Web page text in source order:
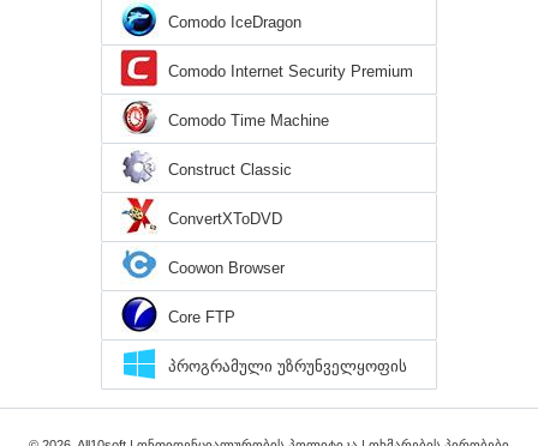
Comodo IceDragon
Comodo Internet Security Premium
Comodo Time Machine
Construct Classic
ConvertXToDVD
Coowon Browser
Core FTP
პროგრამული უზრუნველყოფის
დირექტორია Windows 10